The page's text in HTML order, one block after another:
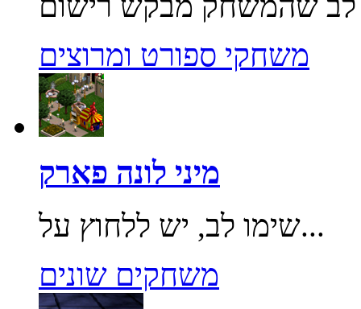
משחקי ספורט ומרוצים
מיני לונה פארק
שימו לב, יש ללחוץ על...
משחקים שונים